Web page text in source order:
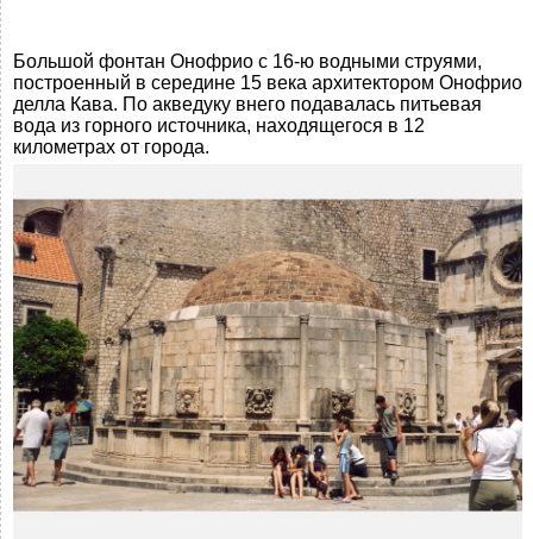
Большой фонтан Онофрио с 16-ю водными струями,
построенный в середине 15 века архитектором Онофрио
делла Кава. По акведуку внего подавалась питьевая
вода из горного источника, находящегося в 12
километрах от города.